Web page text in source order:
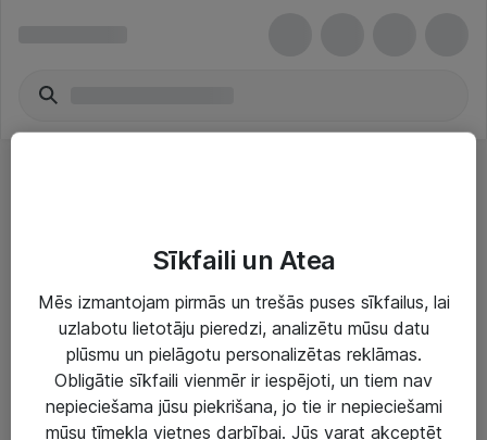
Risinājumi & Pakalpojumi
IT serviss un atbalsts
Sīkfaili un Atea
Mēs izmantojam pirmās un trešās puses sīkfailus, lai
uzlabotu lietotāju pieredzi, analizētu mūsu datu
plūsmu un pielāgotu personalizētas reklāmas.
Obligātie sīkfaili vienmēr ir iespējoti, un tiem nav
nepieciešama jūsu piekrišana, jo tie ir nepieciešami
mūsu tīmekļa vietnes darbībai. Jūs varat akceptēt